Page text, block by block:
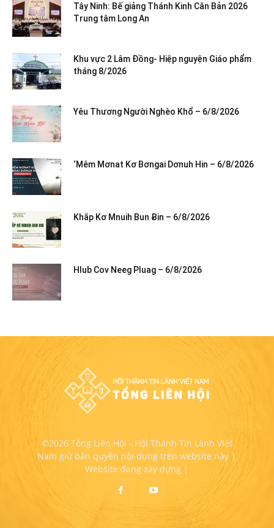
Tây Ninh: Bế giảng Thánh Kinh Căn Bản 2026
Trung tâm Long An
Khu vực 2 Lâm Đồng- Hiệp nguyện Giáo phẩm
tháng 8/2026
Yêu Thương Người Nghèo Khổ – 6/8/2026
‘Mêm Mơnat Kơ Bơngai Dơnuh Hin – 6/8/2026
Khăp Kơ Mnuih Bun Ƀin – 6/8/2026
Hlub Cov Neeg Pluag – 6/8/2026
©2026 Tổng Liên Hội - Hội Thánh Tin Lành Việt
Nam giữ bản quyền nội dung trên website này |
Website đang xây dựng |